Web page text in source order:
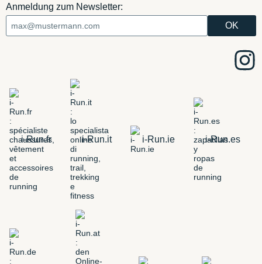
Anmeldung zum Newsletter:
i-Run.fr i-Run.it i-Run.ie i-Run.es